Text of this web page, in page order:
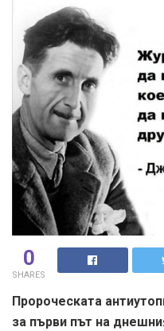
0
SHARES
Пророческата
за първи път на